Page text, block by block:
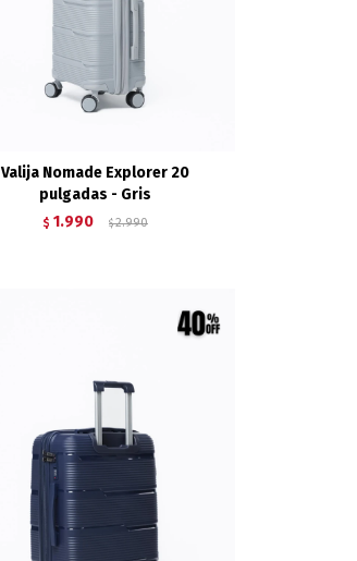
Valija Nomade Explorer 20
pulgadas - Gris
$ 1.990 $ 2.990